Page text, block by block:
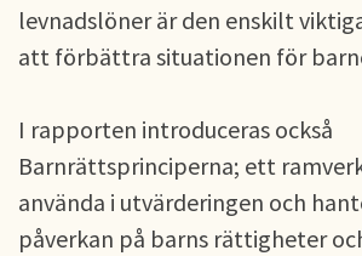
levnadslöner är den enskilt
att förbättra situationen för
I rapporten introduceras också
Barnrättsprinciperna; ett
använda i utvärderingen och
påverkan på barns rättigheter